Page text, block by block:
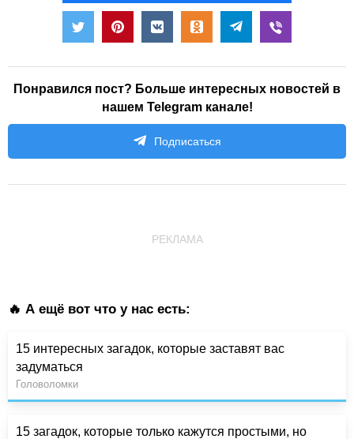
Понравился пост? Больше интересных новостей в
нашем Telegram канале!
Подписаться
РЕКЛАМА
🔥 А ещё вот что у нас есть:
15 интересных загадок, которые заставят вас
задуматься
Головоломки
15 загадок, которые только кажутся простыми, но